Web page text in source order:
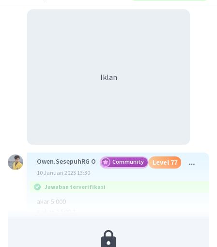
Iklan
Owen.SesepuhRG O Community Level 77
10 Januari 2023 13:30
Jawaban terverifikasi
akar 5.000